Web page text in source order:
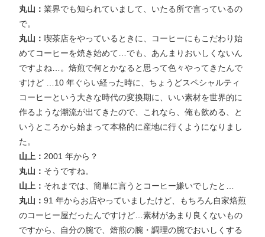
丸山： 業界でも知られていまして、いたる所で言っているの
で。
丸山： 喫茶店をやっているときに、コーヒーにもこだわり始
めてコーヒーを焼き始めて…でも、あんまりおいしくないん
ですよね…。焙煎で何とかなると思って色々やってきたんで
すけど …10 年ぐらい経った時に、ちょうどスペシャルティ
コーヒーという大きな時代の変換期に、いい素材を世界的に
作るような潮流が出てきたので、これなら、俺も飲める、と
いうところから始まって本格的に産地に行くようになりまし
た。
山上： 2001 年から？
丸山： そうですね。
山上： それまでは、簡単に言うとコーヒー嫌いでしたと…
丸山： 91 年からお店やっていましたけど、もちろん自家焙煎
のコーヒー屋だったんですけど…素材があまり良くないもの
ですから、自分の腕で、焙煎の腕・調理の腕でおいしくする